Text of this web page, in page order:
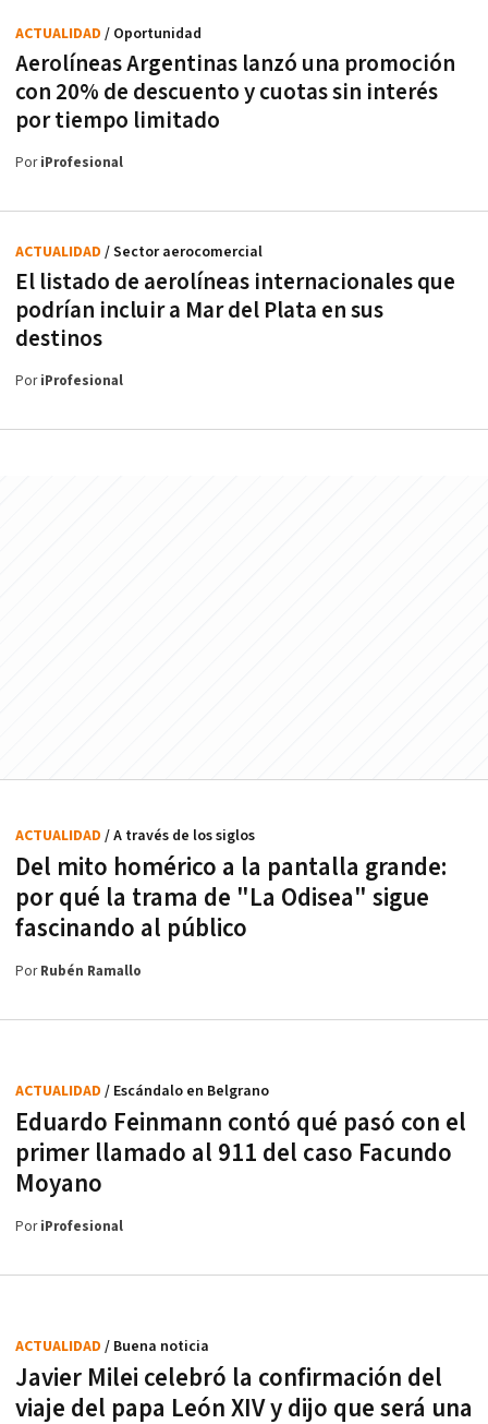
Aerolíneas Argentinas lanzó una promoción
con 20% de descuento y cuotas sin interés
por tiempo limitado
ACTUALIDAD / Oportunidad
PoriProfesional
El listado de aerolíneas internacionales que
podrían incluir a Mar del Plata en sus
destinos
ACTUALIDAD / Sector aerocomercial
PoriProfesional
Del mito homérico a la pantalla grande:
por qué la trama de "La Odisea" sigue
fascinando al público
ACTUALIDAD / A través de los siglos
PorRubén Ramallo
Eduardo Feinmann contó qué pasó con el
primer llamado al 911 del caso Facundo
Moyano
ACTUALIDAD / Escándalo en Belgrano
PoriProfesional
Javier Milei celebró la confirmación del
viaje del papa León XIV y dijo que será una
ACTUALIDAD / Buena noticia